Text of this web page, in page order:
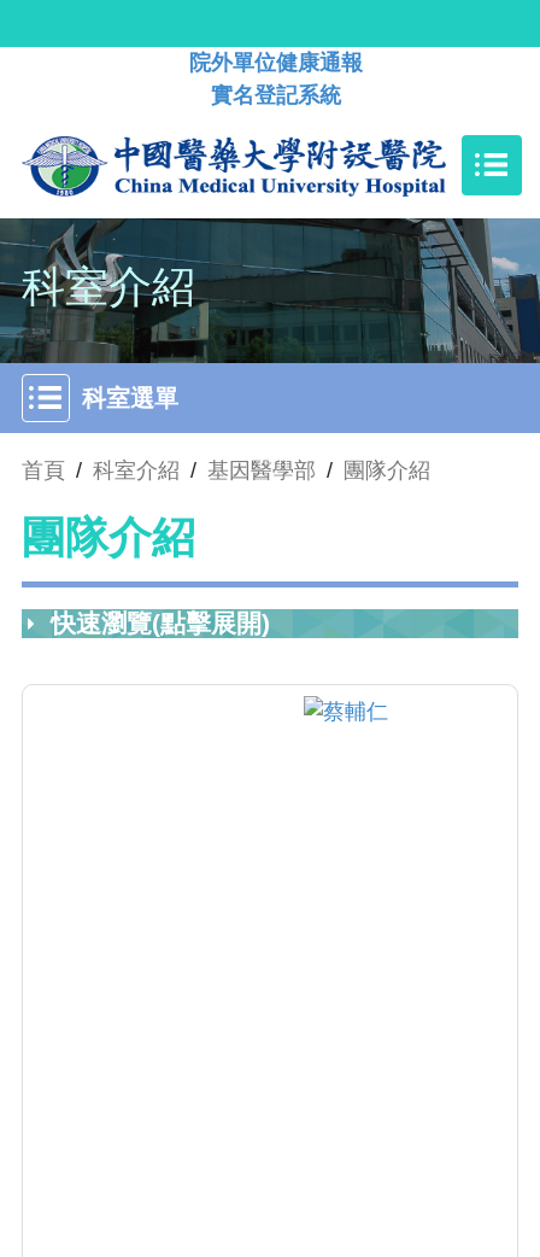
院外單位健康通報
實名登記系統
科室介紹
科室選單
首頁 / 科室介紹 / 基因醫學部 / 團隊介紹
團隊介紹
快速瀏覽(點擊展開)